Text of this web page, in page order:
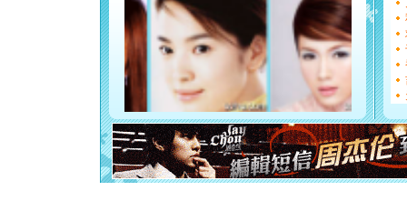
能正大
都要快乐
[圣诞节]
如意,快
[元旦]
看
断电。
你是我
[元旦]如
起；二是
离。水晶
[元旦]当
泣，这痛